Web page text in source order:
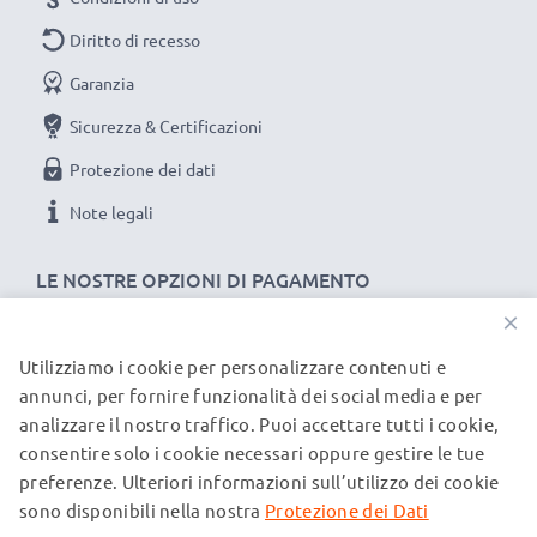
LE NOSTRE OPZIONI DI PAGAMENTO
Diritto di recesso
Garanzia
Sicurezza & Certificazioni
Protezione dei dati
Note legali
I NOSTRI PARTNER DI SPEDIZIONE
© subtel.it 2026
Tutti i prezzi includono l'IVA e sono esclusi i costi di
spedizione. Si prega di notare che tutti i marchi menzionati
×
Utilizziamo i cookie per personalizzare contenuti e
annunci, per fornire funzionalità dei social media e per
analizzare il nostro traffico. Puoi accettare tutti i cookie,
consentire solo i cookie necessari oppure gestire le tue
preferenze. Ulteriori informazioni sull’utilizzo dei cookie
sono disponibili nella nostra Protezione dei Dati